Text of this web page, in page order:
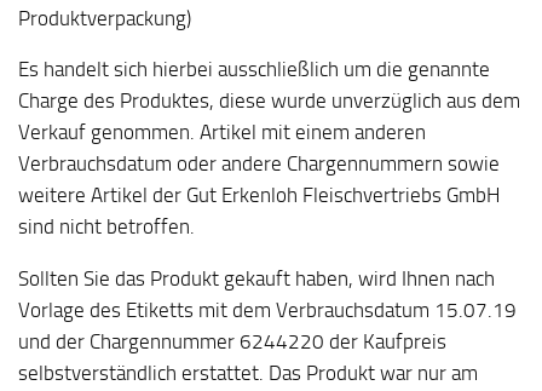
Produktverpackung)
Es handelt sich hierbei ausschließlich um die genannte
Charge des Produktes, diese wurde unverzüglich aus dem
Verkauf genommen. Artikel mit einem anderen
Verbrauchsdatum oder andere Chargennummern sowie
weitere Artikel der Gut Erkenloh Fleischvertriebs GmbH
sind nicht betroffen.
Sollten Sie das Produkt gekauft haben, wird Ihnen nach
Vorlage des Etiketts mit dem Verbrauchsdatum 15.07.19
und der Chargennummer 6244220 der Kaufpreis
selbstverständlich erstattet. Das Produkt war nur am